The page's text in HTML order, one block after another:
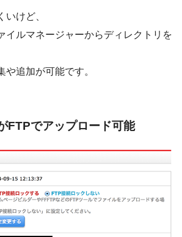
いけど、
イルマネージャーからディレクトリを
や追加が可能です。
FTPでアップロード可能